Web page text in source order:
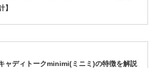
】
ャディトークminimi(ミニミ)の特徴を解説